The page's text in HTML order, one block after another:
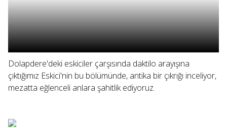
Dolapdere'deki eskiciler çarşısında daktilo arayışına
çıktığımız Eskici'nin bu bölümünde, antika bir çıkrığı inceliyor,
mezatta eğlenceli anlara şahitlik ediyoruz.